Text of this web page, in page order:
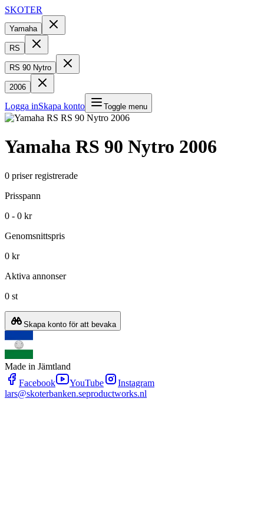
SKOTER
Yamaha
RS
RS 90 Nytro
2006
Logga inSkapa konto Toggle menu
Yamaha RS 90 Nytro 2006
0 priser registrerade
Prisspann
0 - 0 kr
Genomsnittspris
0 kr
Aktiva annonser
0 st
Skapa konto för att bevaka
Made in Jämtland
Facebook
YouTube
Instagram
lars@skoterbanken.seproductworks.nl